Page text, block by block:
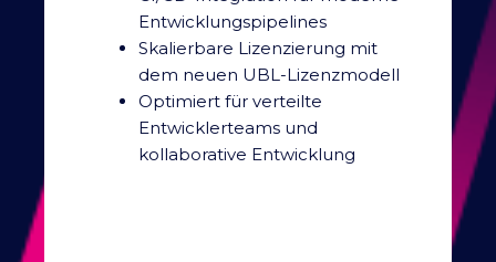
Entwicklungspipelines
Skalierbare Lizenzierung mit
dem neuen UBL-Lizenzmodell
Optimiert für verteilte
Entwicklerteams und
kollaborative Entwicklung